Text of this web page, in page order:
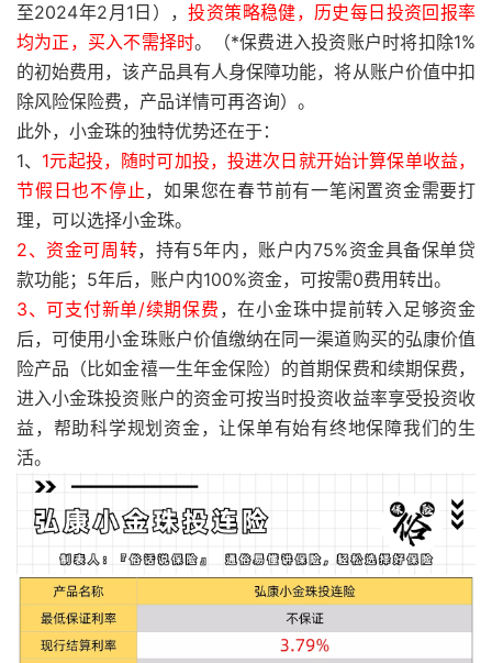
至2024年2月1日），投资策略稳健，历史每日投资回报率
均为正，买入不需择时。（*保费进入投资账户时将扣除1%
的初始费用，该产品具有人身保障功能，将从账户价值中扣
除风险保险费，产品详情可再咨询）。
此外，小金珠的独特优势还在于：
1、 1元起投，随时可加投，投进次日就开始计算保单收益，
节假日也不停止，如果您在春节前有一笔闲置资金需要打
理，可以选择小金珠。
2、资金可周转，持有5年内，账户内75%资金具备保单贷
款功能；5年后，账户内100%资金，可按需0费用转出。
3、可支付新单/续期保费 ，在小金珠中提前转入足够资金
后，可使用小金珠账户价值缴纳在同一渠道购买的弘康价值
险产品（比如金禧一生年金保险）的首期保费和续期保费，
进入小金珠投资账户的资金可按当时投资收益率享受投资收
益，帮助科学规划资金，让保单有始有终地保障我们的生
活。